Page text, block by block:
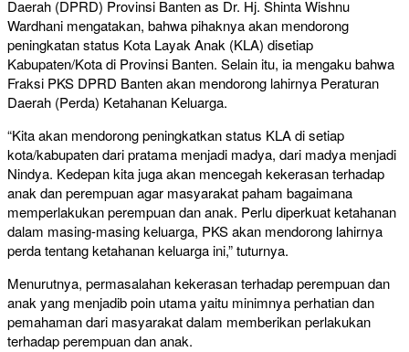
Daerah (DPRD) Provinsi Banten as Dr. Hj. Shinta Wishnu
Wardhani mengatakan, bahwa pihaknya akan mendorong
peningkatan status Kota Layak Anak (KLA) disetiap
Kabupaten/Kota di Provinsi Banten. Selain itu, ia mengaku bahwa
Fraksi PKS DPRD Banten akan mendorong lahirnya Peraturan
Daerah (Perda) Ketahanan Keluarga.
“Kita akan mendorong peningkatkan status KLA di setiap
kota/kabupaten dari pratama menjadi madya, dari madya menjadi
Nindya. Kedepan kita juga akan mencegah kekerasan terhadap
anak dan perempuan agar masyarakat paham bagaimana
memperlakukan perempuan dan anak. Perlu diperkuat ketahanan
dalam masing-masing keluarga, PKS akan mendorong lahirnya
perda tentang ketahanan keluarga ini,” tuturnya.
Menurutnya, permasalahan kekerasan terhadap perempuan dan
anak yang menjadib poin utama yaitu minimnya perhatian dan
pemahaman dari masyarakat dalam memberikan perlakukan
terhadap perempuan dan anak.